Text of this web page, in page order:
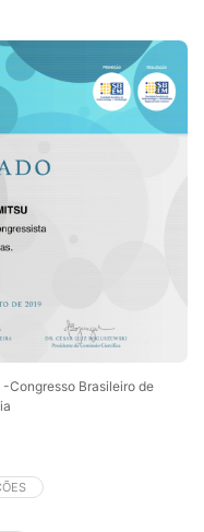
Congresso Brasileiro de